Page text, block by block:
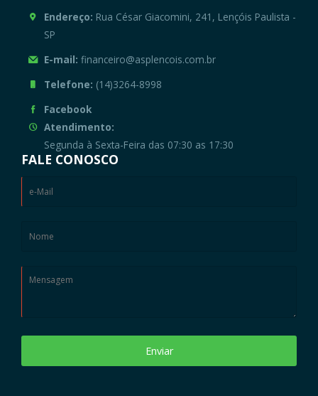
Endereço: Rua César Giacomini, 241, Lençóis Paulista -
SP
E-mail: financeiro@asplencois.com.br
Telefone: (14)3264-8998
Facebook
Atendimento:
Segunda à Sexta-Feira das 07:30 as 17:30
FALE CONOSCO
Enviar